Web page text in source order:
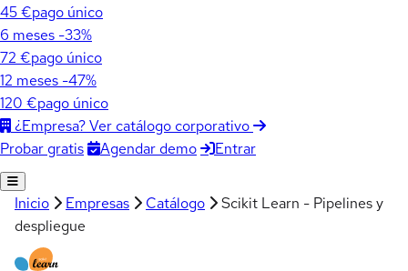
45 €pago único
6 meses -33%
72 €pago único
12 meses -47%
120 €pago único
¿Empresa? Ver catálogo corporativo
Probar gratis
Agendar demo Entrar
Inicio Empresas Catálogo
Scikit Learn - Pipelines y
despliegue